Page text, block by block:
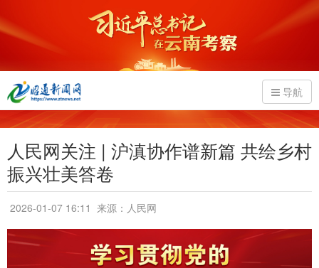
导航
人民网关注 | 沪滇协作谱新篇 共绘乡村
振兴壮美答卷
2026-01-07 16:11 来源：人民网